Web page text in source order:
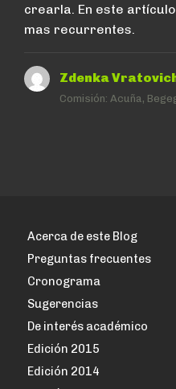
crearla. En este
mas recurrentes.
Zdenka
Comisión: Acuña,
Acerca de este Blog
Preguntas frecuentes
Cronograma
Sugerencias
De interés académico
Edición 2015
Edición 2014